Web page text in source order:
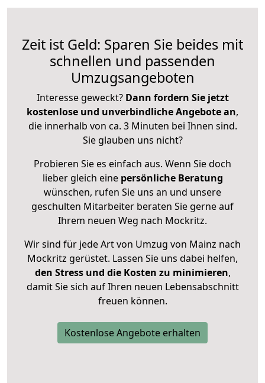
Zeit ist Geld: Sparen Sie beides mit
schnellen und passenden
Umzugsangeboten
Interesse geweckt? Dann fordern Sie jetzt
kostenlose und unverbindliche Angebote an,
die innerhalb von ca. 3 Minuten bei Ihnen sind.
Sie glauben uns nicht?
Probieren Sie es einfach aus. Wenn Sie doch
lieber gleich eine persönliche Beratung
wünschen, rufen Sie uns an und unsere
geschulten Mitarbeiter beraten Sie gerne auf
Ihrem neuen Weg nach Mockritz.
Wir sind für jede Art von Umzug von Mainz nach
Mockritz gerüstet. Lassen Sie uns dabei helfen,
den Stress und die Kosten zu minimieren,
damit Sie sich auf Ihren neuen Lebensabschnitt
freuen können.
Kostenlose Angebote erhalten